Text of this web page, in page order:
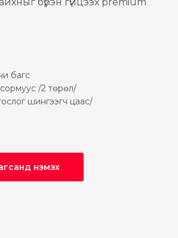
багс
/2 төрөл/
шингээгч цаас/
нэмэх